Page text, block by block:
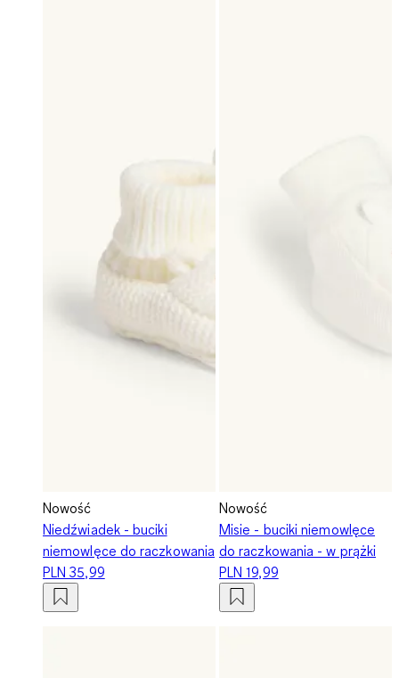
Nowość
Niedźwiadek - buciki
niemowlęce do raczkowania
PLN 35,99
Nowość
Misie - buciki niemowlęce
do raczkowania - w prążki
PLN 19,99